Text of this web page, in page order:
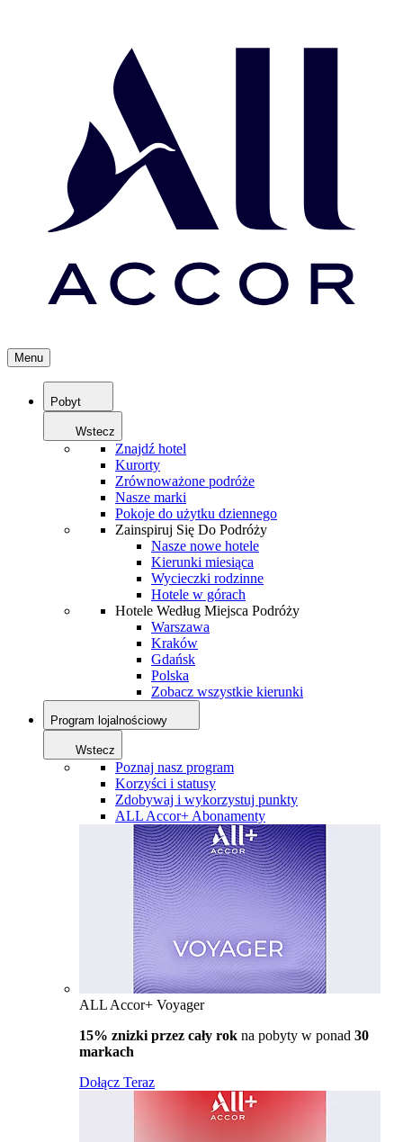
Menu
Pobyt
Wstecz
Znajdź hotel
Kurorty
Zrównoważone podróże
Nasze marki
Pokoje do użytku dziennego
Zainspiruj Się Do Podróży
Nasze nowe hotele
Kierunki miesiąca
Wycieczki rodzinne
Hotele w górach
Hotele Według Miejsca Podróży
Warszawa
Kraków
Gdańsk
Polska
Zobacz wszystkie kierunki
Program lojalnościowy
Wstecz
Poznaj nasz program
Korzyści i statusy
Zdobywaj i wykorzystuj punkty
ALL Accor+ Abonamenty
ALL Accor+ Voyager
15% znizki przez cały rok na pobyty w ponad 30
markach
Dołącz Teraz